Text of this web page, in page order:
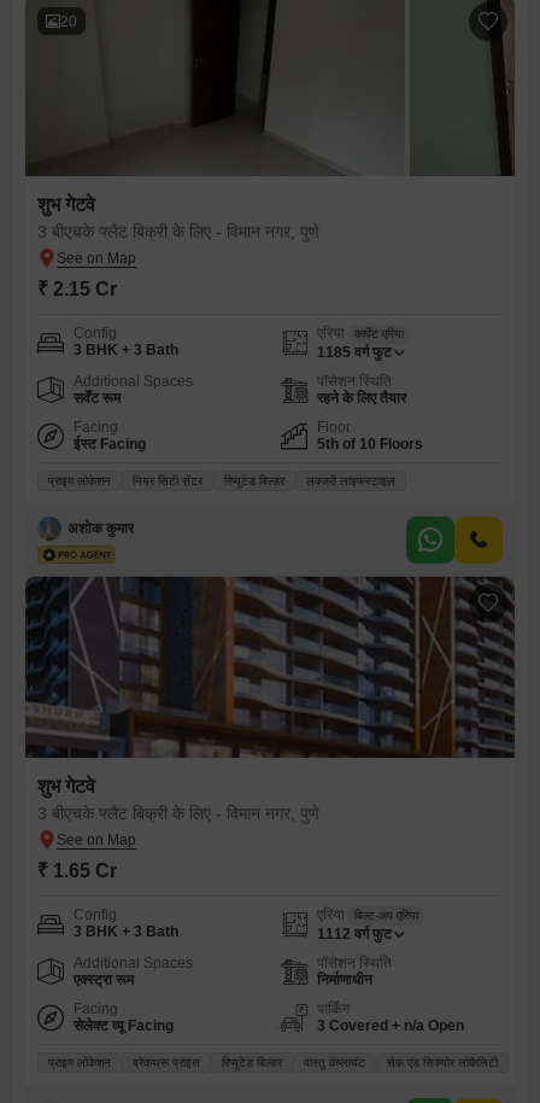
20
शुभ गेटवे
3 बीएचके फ्लैट बिक्री के लिए - विमान नगर, पुणे
₹ 2.15 Cr
Config
3 BHK + 3 Bath
एरिया कार्पेट एरिया
1185 वर्ग फुट
Additional Spaces
सर्वेंट रूम
पॉसेशन स्थिति
रहने के लिए तैयार
Facing
ईस्ट Facing
Floor
5th of 10 Floors
प्राइम लोकेशन नियर सिटी सेंटर रिप्यूटेड बिल्डर लक्जरी लाइफस्टाइल
अशोक कुमार
शुभ गेटवे
3 बीएचके फ्लैट बिक्री के लिए - विमान नगर, पुणे
₹ 1.65 Cr
Config
3 BHK + 3 Bath
एरिया बिल्ट-अप एरिया
1112 वर्ग फुट
Additional Spaces
एक्स्ट्रा रूम
पॉसेशन स्थिति
निर्माणाधीन
Facing
सेलेक्ट व्यू Facing
पार्किंग
3 Covered + n/a Open
प्राइम लोकेशन ब्रेकथ्रू प्राइस रिप्यूटेड बिल्डर वास्तु कंप्लायंट सेफ़ एंड सिक्योर लोकैलिटी